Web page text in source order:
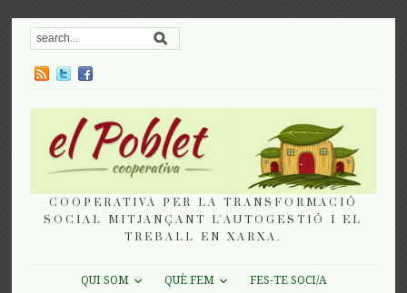
COOPERATIVA PER LA TRANSFORMACIÓ
SOCIAL MITJANÇANT L'AUTOGESTIÓ I EL
TREBALL EN XARXA.
QUI SOM QUÈ FEM
FES-TE SOCI/A